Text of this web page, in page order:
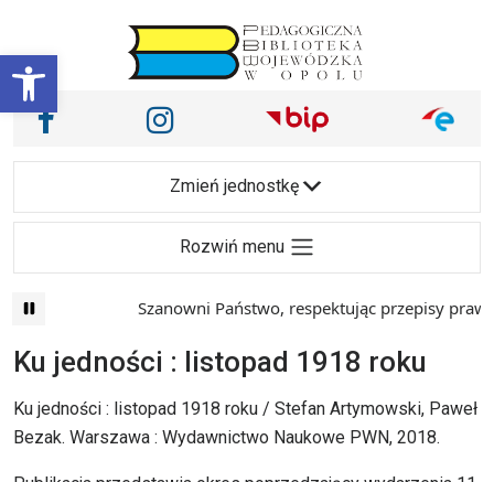
Otwórz pasek narzędzi
Main Navigation
Nasze media społecznościowe i inne
Facebook Instagram
Zmień jednostkę
Rozwiń menu
Szanowni Państwo, respektując przepisy
Ku jedności : listopad 1918 roku
Ku jedności : listopad 1918 roku / Stefan Artymowski, Paweł
Bezak. Warszawa : Wydawnictwo Naukowe PWN, 2018.